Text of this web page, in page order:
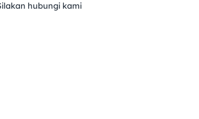
hubungi kami